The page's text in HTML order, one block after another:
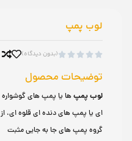
لوب پمپ




(بدون دیدگاه)
توضیحات محصول
لوب پمپها یا پمپ های گوشواره
ای یا پمپ های دنده ای قلوه ای، از
گروه پمپ های جا به جایی مثبت